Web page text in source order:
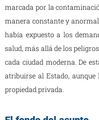
marcada por la
manera constante y
había expuesto a los
salud, más allá de los
cada ciudad moderna. De
atribuirse al Estado,
propiedad privada.